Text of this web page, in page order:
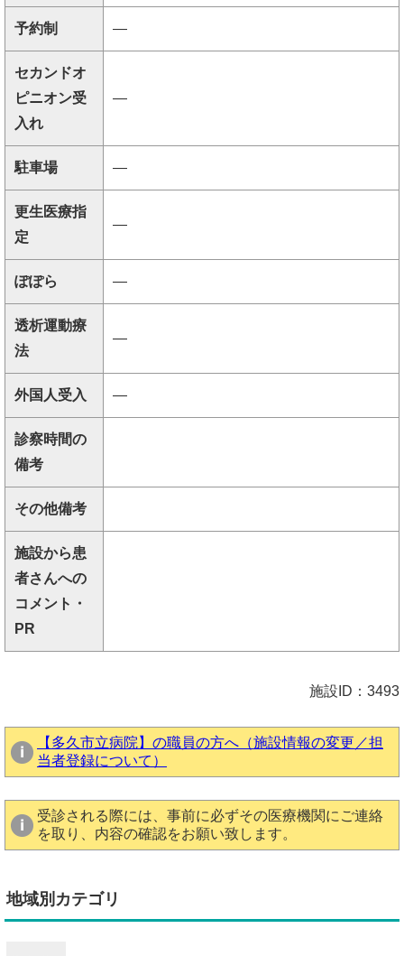
予約制 ―
セカンドオ
ピニオン受
入れ
―
駐車場 ―
更生医療指
定
―
ぽぽら ―
透析運動療
法
―
外国人受入 ―
診察時間の
備考
その他備考
施設から患
者さんへの
コメント・
PR
施設ID：3493
【多久市立病院】の職員の方へ（施設情報の変更／担
当者登録について）
受診される際には、事前に必ずその医療機関にご連絡
を取り、内容の確認をお願い致します。
地域別カテゴリ